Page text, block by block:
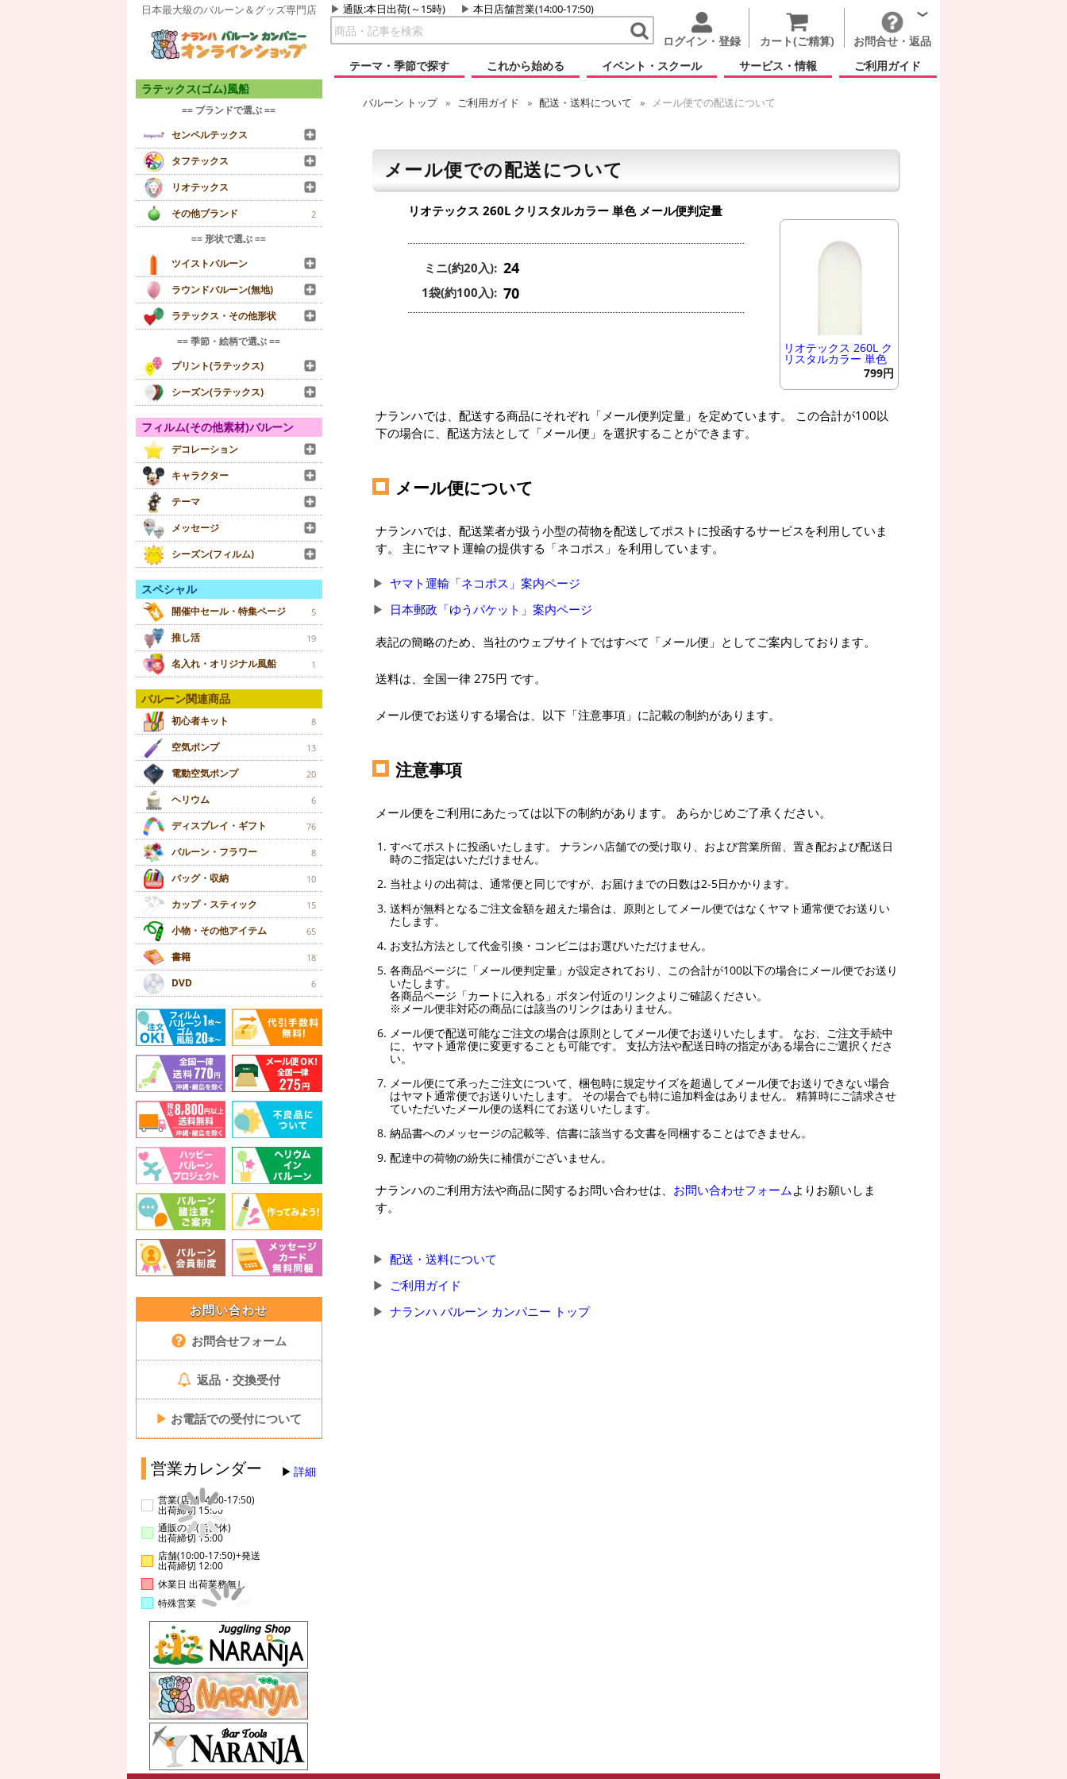
日本最大級のバルーン＆グッズ専門店 通販:本日出荷(～15時) 本日店舗営業(14:00-17:50)
ログイン・登録 カート(ご精算)
お問合せ・返品
テーマ・季節で探す
これから始める イベント・スクール サービス・情報 ご利用ガイド
ラテックス(ゴム)風船
== ブランドで選ぶ ==
センペルテックス
タフテックス
リオテックス
その他ブランド
2
== 形状で選ぶ ==
ツイストバルーン
ラウンドバルーン(無地)
ラテックス・その他形状
== 季節・絵柄で選ぶ ==
プリント(ラテックス)
シーズン(ラテックス)
フィルム(その他素材)バルーン
デコレーション
キャラクター
テーマ
メッセージ
シーズン(フィルム)
スペシャル
開催中セール・特集ページ 5
推し活 19
名入れ・オリジナル風船 1
バルーン関連商品
初心者キット 8
空気ポンプ 13
電動空気ポンプ 20
ヘリウム 6
ディスプレイ・ギフト 76
バルーン・フラワー 8
バッグ・収納 10
カップ・スティック 15
小物・その他アイテム 65
書籍 18
DVD 6
お問い合わせ
お問合せフォーム
返品・交換受付
▶ お電話での受付について
営業カレンダー 詳細
営業(店舗14:00-17:50)
出荷締切 15:00
通販のみ(店舗休)
出荷締切 15:00
店舗(10:00-17:50)+発送
出荷締切 12:00
休業日 出荷業務無し
特殊営業
バルーン トップ ご利用ガイド 配送・送料について メール便での配送について
メール便での配送について
リオテックス 260L クリスタルカラー 単色 メール便判定量
ミニ(約20入): 24
1袋(約100入): 70
リオテックス 260L ク
リスタルカラー 単色
799円
ナランハでは、配送する商品にそれぞれ「メール便判定量」を定めています。 この合計が100以
下の場合に、配送方法として「メール便」を選択することができます。
メール便について
ナランハでは、配送業者が扱う小型の荷物を配送してポストに投函するサービスを利用していま
す。 主にヤマト運輸の提供する「ネコポス」を利用しています。
ヤマト運輸「ネコポス」案内ページ
日本郵政「ゆうパケット」案内ページ
表記の簡略のため、当社のウェブサイトではすべて「メール便」としてご案内しております。
送料は、全国一律 275円 です。
メール便でお送りする場合は、以下「注意事項」に記載の制約があります。
注意事項
メール便をご利用にあたっては以下の制約があります。 あらかじめご了承ください。
すべてポストに投函いたします。 ナランハ店舗での受け取り、および営業所留、置き配および配送日
時のご指定はいただけません。
当社よりの出荷は、通常便と同じですが、お届けまでの日数は2-5日かかります。
送料が無料となるご注文金額を超えた場合は、原則としてメール便ではなくヤマト通常便でお送りい
たします。
お支払方法として代金引換・コンビニはお選びいただけません。
各商品ページに「メール便判定量」が設定されており、この合計が100以下の場合にメール便でお送り
いたします。
各商品ページ「カートに入れる」ボタン付近のリンクよりご確認ください。
※メール便非対応の商品には該当のリンクはありません。
メール便で配送可能なご注文の場合は原則としてメール便でお送りいたします。 なお、ご注文手続中
に、ヤマト通常便に変更することも可能です。 支払方法や配送日時の指定がある場合にご選択くださ
い。
メール便にて承ったご注文について、梱包時に規定サイズを超過してメール便でお送りできない場合
はヤマト通常便でお送りいたします。 その場合でも特に追加料金はありません。 精算時にご請求させ
ていただいたメール便の送料にてお送りいたします。
納品書へのメッセージの記載等、信書に該当する文書を同梱することはできません。
配達中の荷物の紛失に補償がございません。
ナランハのご利用方法や商品に関するお問い合わせは、 お問い合わせフォームよりお願いしま
す。
配送・送料について
ご利用ガイド
ナランハ バルーン カンパニー トップ